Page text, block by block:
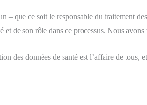
– que ce soit le responsable du traitement
et de son rôle dans ce processus. Nous
des données de santé est l’affaire de tous,